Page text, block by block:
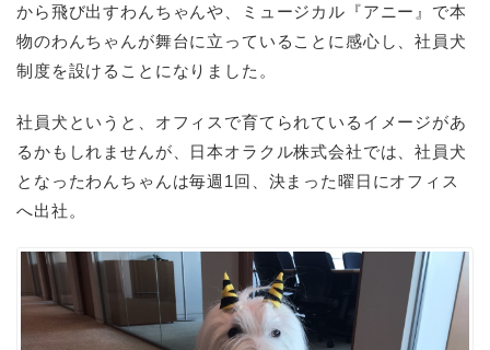
から飛び出すわんちゃんや、ミュージカル『アニー』で本
物のわんちゃんが舞台に立っていることに感心し、社員犬
制度を設けることになりました。
社員犬というと、オフィスで育てられているイメージがあ
るかもしれませんが、日本オラクル株式会社では、社員犬
となったわんちゃんは毎週 1回、決まった曜日にオフィス
へ出社。